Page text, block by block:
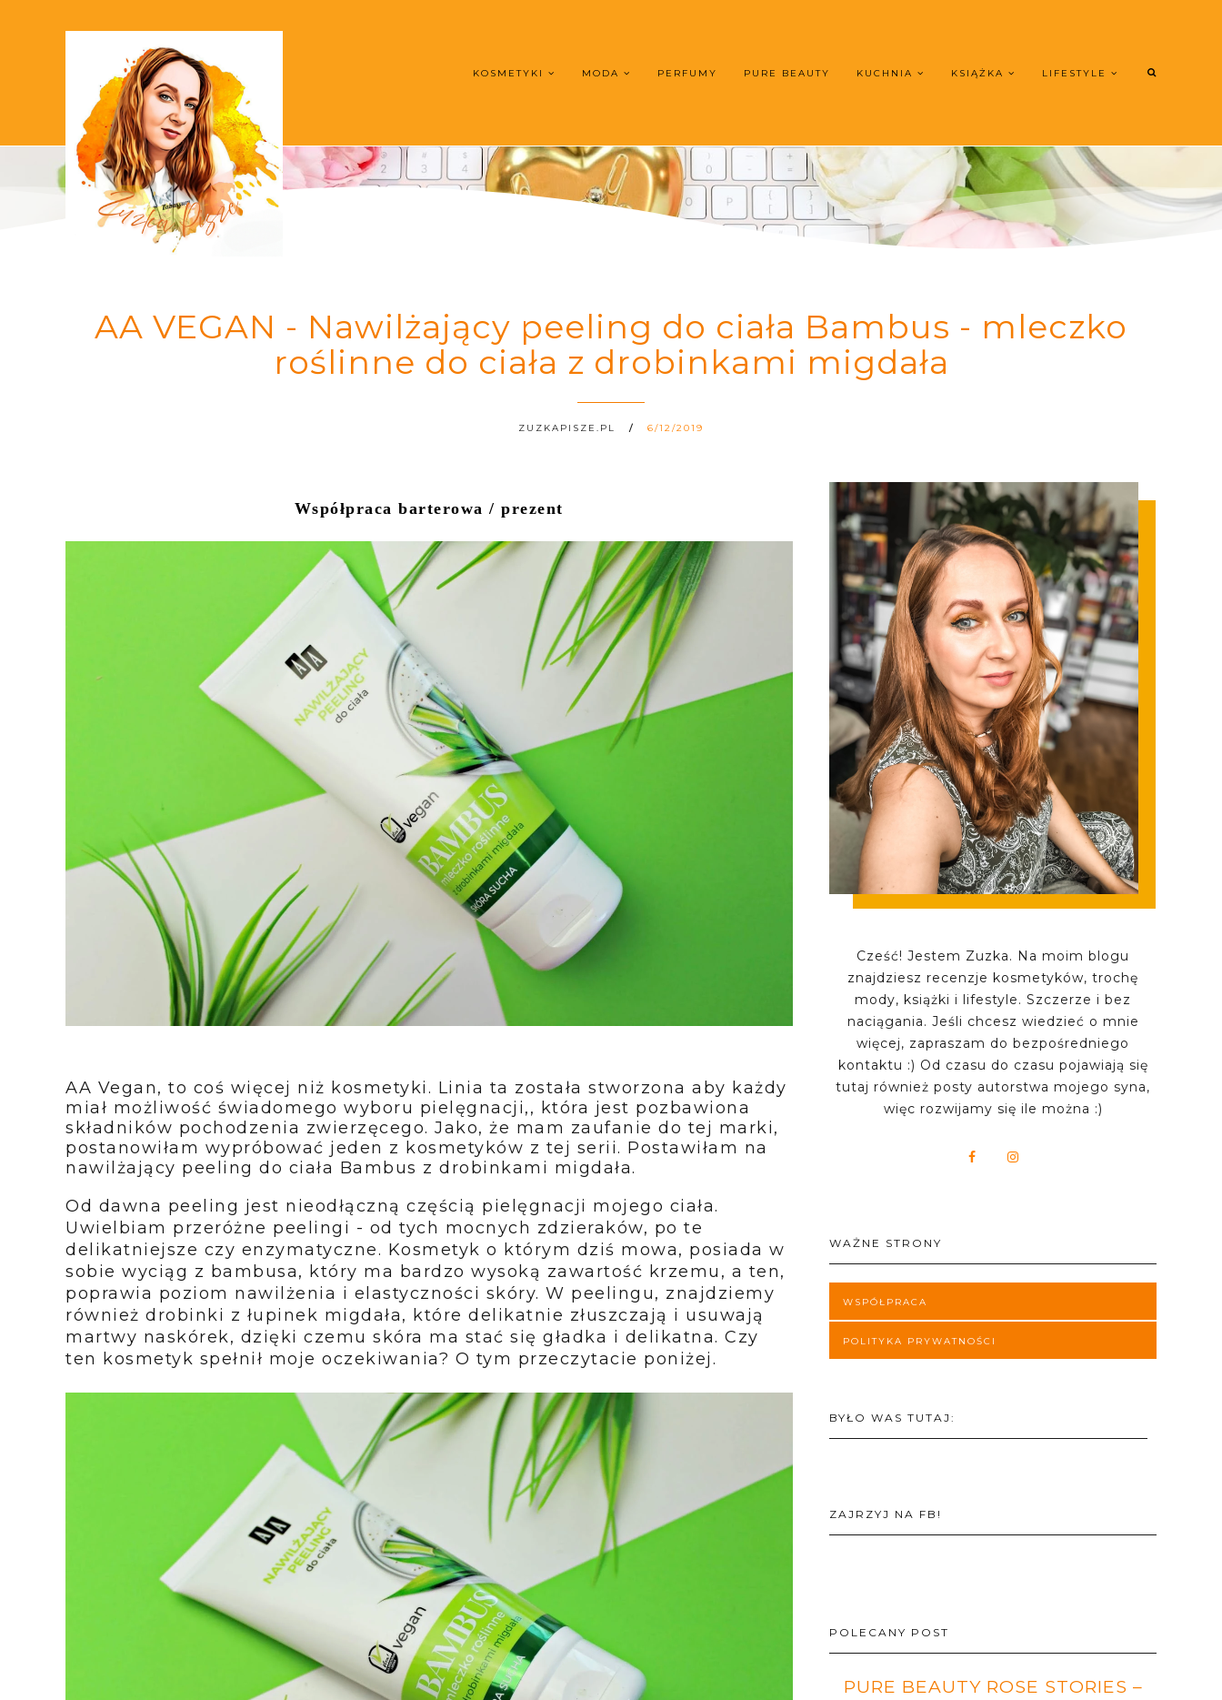
KOSMETYKI MODA PERFUMY PURE BEAUTY KUCHNIA KSIĄŻKA LIFESTYLE
AA VEGAN - Nawilżający peeling do ciała Bambus - mleczko
roślinne do ciała z drobinkami migdała
ZUZKAPISZE.PL 6/12/2019
Współpraca barterowa / prezent
AA Vegan, to coś więcej niż kosmetyki. Linia ta została stworzona aby każdy
miał możliwość świadomego wyboru pielęgnacji,, która jest pozbawiona
składników pochodzenia zwierzęcego. Jako, że mam zaufanie do tej marki,
postanowiłam wypróbować jeden z kosmetyków z tej serii. Postawiłam na
nawilżający peeling do ciała Bambus z drobinkami migdała.
Od dawna peeling jest nieodłączną częścią pielęgnacji mojego ciała.
Uwielbiam przeróżne peelingi - od tych mocnych zdzieraków, po te
delikatniejsze czy enzymatyczne. Kosmetyk o którym dziś mowa, posiada w
sobie wyciąg z bambusa, który ma bardzo wysoką zawartość krzemu, a ten,
poprawia poziom nawilżenia i elastyczności skóry. W peelingu, znajdziemy
również drobinki z łupinek migdała, które delikatnie złuszczają i usuwają
martwy naskórek, dzięki czemu skóra ma stać się gładka i delikatna. Czy
ten kosmetyk spełnił moje oczekiwania? O tym przeczytacie poniżej.
Cześć! Jestem Zuzka. Na moim blogu
znajdziesz recenzje kosmetyków, trochę
mody, książki i lifestyle. Szczerze i bez
naciągania. Jeśli chcesz wiedzieć o mnie
więcej, zapraszam do bezpośredniego
kontaktu :) Od czasu do czasu pojawiają się
tutaj również posty autorstwa mojego syna,
więc rozwijamy się ile można :)
WAŻNE STRONY
WSPÓŁPRACA
POLITYKA PRYWATNOŚCI
BYŁO WAS TUTAJ:
ZAJRZYJ NA FB!
POLECANY POST
PURE BEAUTY ROSE STORIES –